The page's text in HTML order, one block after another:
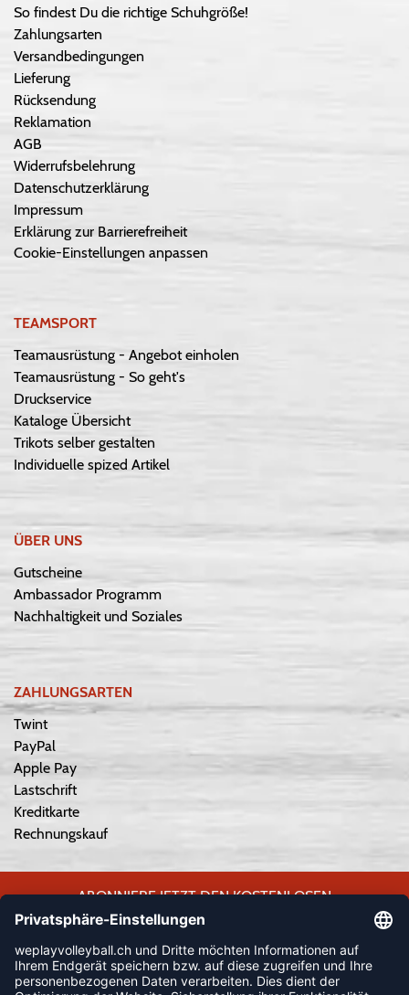
So findest Du die richtige Schuhgröße!
Zahlungsarten
Versandbedingungen
Lieferung
Rücksendung
Reklamation
AGB
Widerrufsbelehrung
Datenschutzerklärung
Impressum
Erklärung zur Barrierefreiheit
Cookie-Einstellungen anpassen
TEAMSPORT
Teamausrüstung - Angebot einholen
Teamausrüstung - So geht's
Druckservice
Kataloge Übersicht
Trikots selber gestalten
Individuelle spized Artikel
ÜBER UNS
Gutscheine
Ambassador Programm
Nachhaltigkeit und Soziales
ZAHLUNGSARTEN
Twint
PayPal
Apple Pay
Lastschrift
Kreditkarte
Rechnungskauf
ABONNIERE JETZT DEN KOSTENLOSEN
WEPLAYVOLLEYBALL-NEWSLETTER UND VERPASSE KEINE
JETZT ANMELDEN